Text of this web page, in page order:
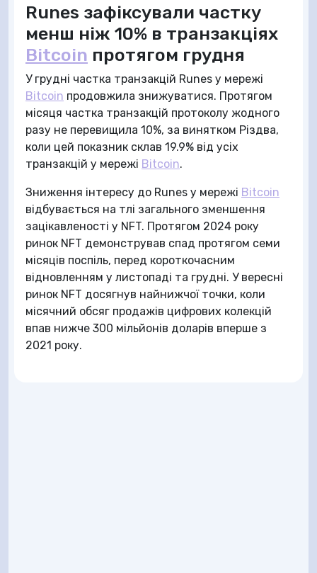
Runes зафіксували частку
менш ніж 10% в транзакціях
Bitcoin протягом грудня
У грудні частка транзакцій Runes у мережі
Bitcoin продовжила знижуватися. Протягом
місяця частка транзакцій протоколу жодного
разу не перевищила 10%, за винятком Різдва,
коли цей показник склав 19.9% від усіх
транзакцій у мережі Bitcoin.
Зниження інтересу до Runes у мережі Bitcoin
відбувається на тлі загального зменшення
зацікавленості у NFT. Протягом 2024 року
ринок NFT демонстрував спад протягом семи
місяців поспіль, перед короткочасним
відновленням у листопаді та грудні. У вересні
ринок NFT досягнув найнижчої точки, коли
місячний обсяг продажів цифрових колекцій
впав нижче 300 мільйонів доларів вперше з
2021 року.